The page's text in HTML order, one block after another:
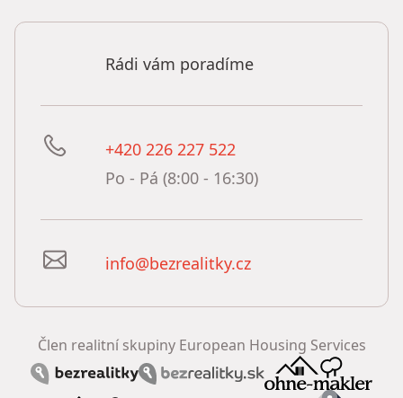
Rádi vám poradíme
+420 226 227 522
Po - Pá (8:00 - 16:30)
info@bezrealitky.cz
Člen realitní skupiny European Housing Services